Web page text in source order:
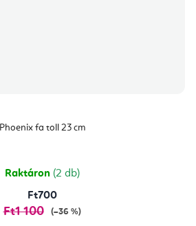
Phoenix fa toll 23 cm
Raktáron (2 db)
Ft700
Ft1 100 (–36 %)